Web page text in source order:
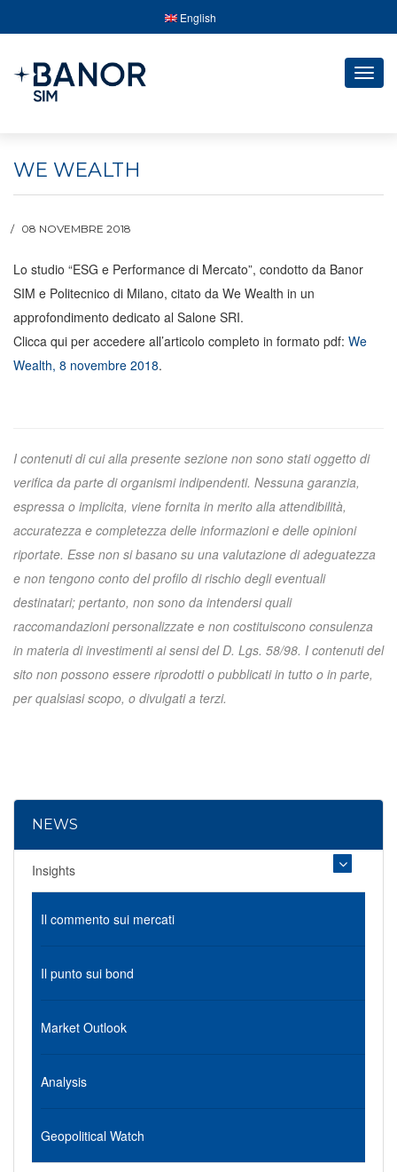
English
WE WEALTH
08 NOVEMBRE 2018
Lo studio “ESG e Performance di Mercato”, condotto da Banor
SIM e Politecnico di Milano, citato da We Wealth in un
approfondimento dedicato al Salone SRI.
Clicca qui per accedere all’articolo completo in formato pdf: We
Wealth, 8 novembre 2018.
I contenuti di cui alla presente sezione non sono stati oggetto di
verifica da parte di organismi indipendenti. Nessuna garanzia,
espressa o implicita, viene fornita in merito alla attendibilità,
accuratezza e completezza delle informazioni e delle opinioni
riportate. Esse non si basano su una valutazione di adeguatezza
e non tengono conto del profilo di rischio degli eventuali
destinatari; pertanto, non sono da intendersi quali
raccomandazioni personalizzate e non costituiscono consulenza
in materia di investimenti ai sensi del D. Lgs. 58/98. I contenuti del
sito non possono essere riprodotti o pubblicati in tutto o in parte,
per qualsiasi scopo, o divulgati a terzi.
NEWS
Insights
Il commento sui mercati
Il punto sui bond
Market Outlook
Analysis
Geopolitical Watch